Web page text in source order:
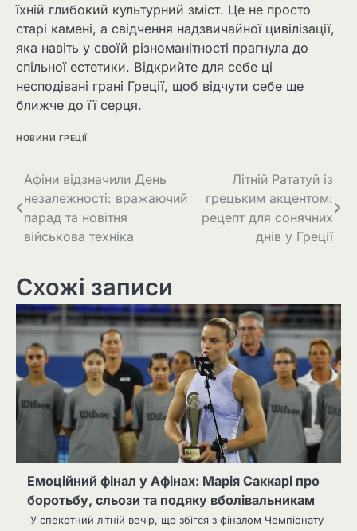
їхній глибокий культурний зміст. Це не просто
старі камені, а свідчення надзвичайної цивілізації,
яка навіть у своїй різноманітності прагнула до
спільної естетики. Відкрийте для себе ці
несподівані грані Греції, щоб відчути себе ще
ближче до її серця.
НОВИНИ ГРЕЦІЇ
Афіни відзначили День
незалежності: вражаючий
парад та новітня
військова техніка
Літній Рататуй із
грецьким акцентом:
рецепт для сонячних
днів у Греції
Схожі записи
Емоційний фінал у Афінах: Марія Саккарі про
боротьбу, сльози та подяку вболівальникам
У спекотний літній вечір, що збігся з фіналом Чемпіонату